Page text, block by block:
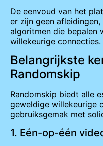
De eenvoud van het
er zijn geen
algoritmen die bepalen
willekeurige connecties.
Belangrijkste
Randomskip
Randomskip biedt alle
geweldige willekeurige
gebruiksgemak met
1. Eén-op-één